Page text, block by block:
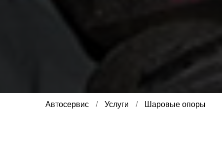
Автосервис / Услуги / Шаровые опоры